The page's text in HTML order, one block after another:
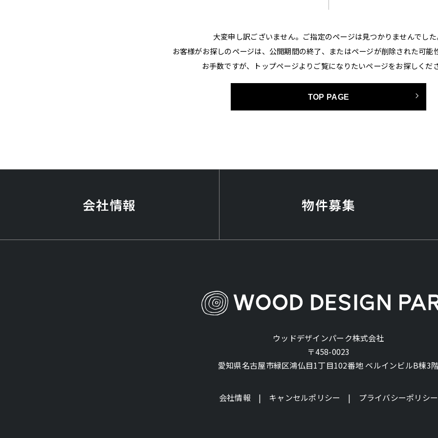
大変申し訳ございません。ご指定のページは見つかりませんでし
お客様がお探しのページは、公開期間の終了、またはページが削除された可能
お手数ですが、トップページよりご覧になりたいページをお探しくだ
TOP PAGE
会社情報 物件募集
ウッドデザインパーク株式会社
〒458-0023
愛知県名古屋市緑区鴻仏目1丁目102番地 ベルインビルB棟3
会社情報 キャンセルポリシー プライバシーポリシー